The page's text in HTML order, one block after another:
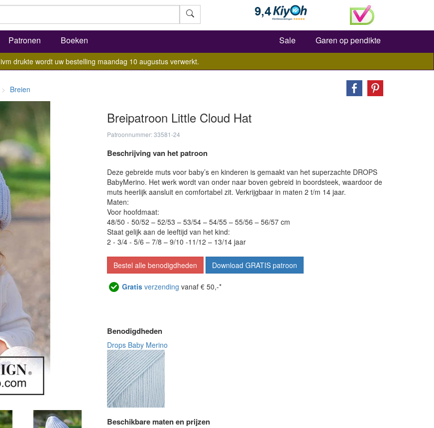
Zoeken
Patronen Boeken Sale Garen op pendikte
ivm drukte wordt uw bestelling maandag 10 augustus verwerkt.
Breien
Breipatroon Little Cloud Hat
Patroonnummer: 33581-24
Beschrijving van het patroon
Deze gebreide muts voor baby’s en kinderen is gemaakt van het superzachte DROPS
BabyMerino. Het werk wordt van onder naar boven gebreid in boordsteek, waardoor de
muts heerlijk aansluit en comfortabel zit. Verkrijgbaar in maten 2 t/m 14 jaar.
Maten:
Voor hoofdmaat:
48/50 - 50/52 – 52/53 – 53/54 – 54/55 – 55/56 – 56/57 cm
Staat gelijk aan de leeftijd van het kind:
2 - 3/4 - 5/6 – 7/8 – 9/10 -11/12 – 13/14 jaar
Bestel alle benodigdheden Download GRATIS patroon
Gratis verzending vanaf € 50,-*
Benodigdheden
Drops Baby Merino
Beschikbare maten en prijzen